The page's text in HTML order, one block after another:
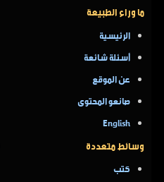
ما وراء الطبيعة
الرئيسية
أسئلة شائعة
عن الموقع
صانعو المحتوى
English
وسائط متعددة
كتب